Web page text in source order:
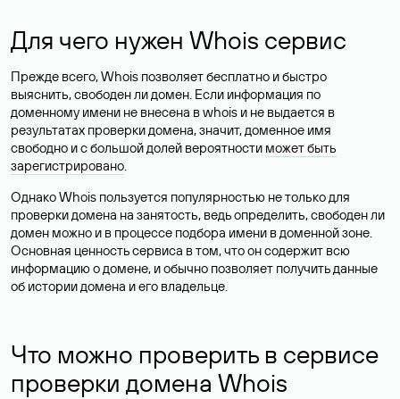
Для чего нужен Whois сервис
Прежде всего, Whois позволяет бесплатно и быстро
выяснить, свободен ли домен. Если информация по
доменному имени не внесена в whois и не выдается в
результатах проверки домена, значит, доменное имя
свободно и с большой долей вероятности может быть
зарегистрировано.
Однако Whois пользуется популярностью не только для
проверки домена на занятость, ведь определить, свободен ли
домен можно и в процессе подбора имени в доменной зоне.
Основная ценность сервиса в том, что он содержит всю
информацию о домене, и обычно позволяет получить данные
об истории домена и его владельце.
Что можно проверить в сервисе
проверки домена Whois